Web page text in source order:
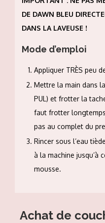
DE DAWN BLEU
DANS LA LAVEUSE !
Mode d’emploi
Appliquer TRÈS peu
Mettre la main dans
PUL) et frotter la
faut frotter
pas au complet du
Rincer sous l’eau
à la machine jusqu’à
mousse.
Achat de